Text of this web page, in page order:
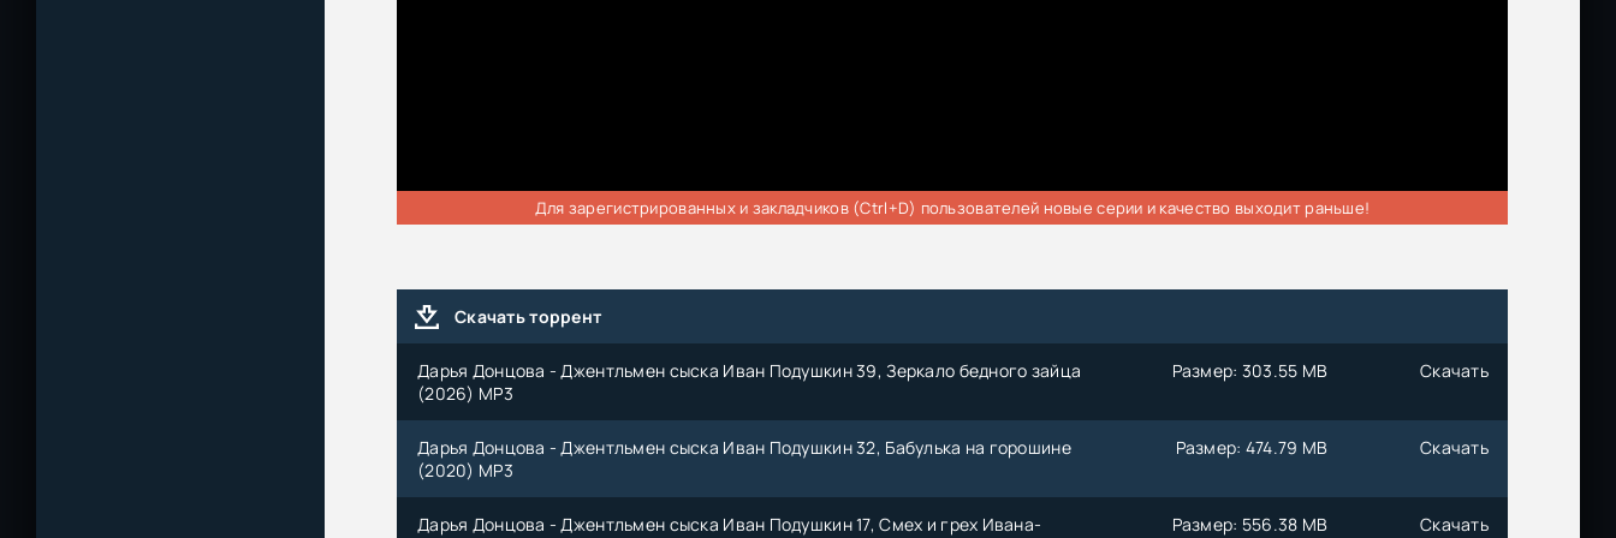
Для зарегистрированных и закладчиков (Ctrl+D) пользователей новые серии и качество выходит раньше!
Скачать торрент
Дарья Донцова - Джентльмен сыска Иван Подушкин 39, Зеркало бедного зайца
(2026) МР3
Размер: 303.55 MB Скачать
Дарья Донцова - Джентльмен сыска Иван Подушкин 32, Бабулька на горошине
(2020) МР3
Размер: 474.79 MB Скачать
Дарья Донцова - Джентльмен сыска Иван Подушкин 17, Смех и грех Ивана-
Размер: 556.38 MB Скачать